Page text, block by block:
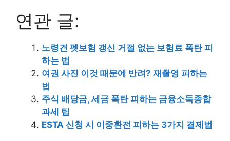
연관 글:
노령견 펫보험 갱신 거절 없는 보험료 폭탄 피
하는 법
여권 사진 이것 때문에 반려? 재촬영 피하는
법
주식 배당금, 세금 폭탄 피하는 금융소득종합
과세 팁
ESTA 신청 시 이중환전 피하는 3가지 결제법